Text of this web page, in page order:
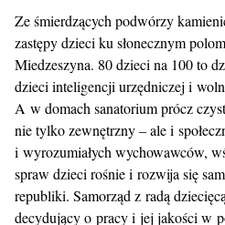
Ze śmierdzących podwórzy
zastępy dzieci ku słonecznym
Miedzeszyna. 80 dzieci na 100 to
dzieci inteligencji urzędniczej i
A w domach sanatorium prócz
nie tylko zewnętrzny – ale i
i wyrozumiałych wychowawców,
spraw dzieci rośnie i rozwija się
republiki. Samorząd z radą
decydujący o pracy i jej jakości w